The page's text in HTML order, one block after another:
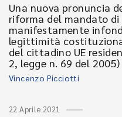
Una nuova pronuncia
riforma del mandato di
manifestamente
legittimità
del cittadino UE
2, legge n. 69 del 2005)
Vincenzo Picciotti
22 Aprile 2021